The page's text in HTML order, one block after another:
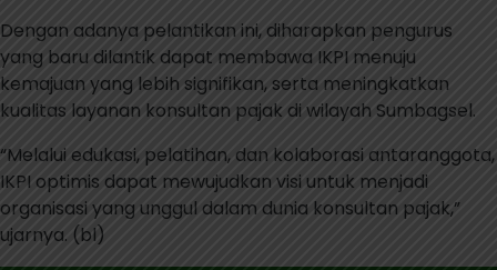
Dengan adanya pelantikan ini, diharapkan pengurus
yang baru dilantik dapat membawa IKPI menuju
kemajuan yang lebih signifikan, serta meningkatkan
kualitas layanan konsultan pajak di wilayah Sumbagsel.
“Melalui edukasi, pelatihan, dan kolaborasi antaranggota,
IKPI optimis dapat mewujudkan visi untuk menjadi
organisasi yang unggul dalam dunia konsultan pajak,”
ujarnya. (bl)